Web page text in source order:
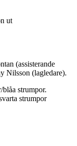
ut
(assisterande
Nilsson (lagledare).
strumpor.
strumpor